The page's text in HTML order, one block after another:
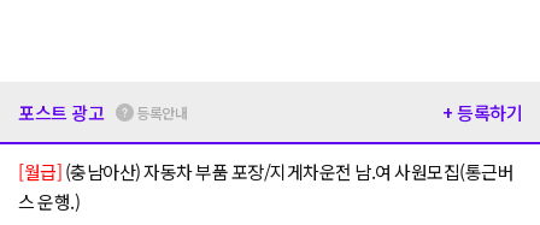
포스트 광고 등록안내 + 등록하기
[월급]
스 운행.)